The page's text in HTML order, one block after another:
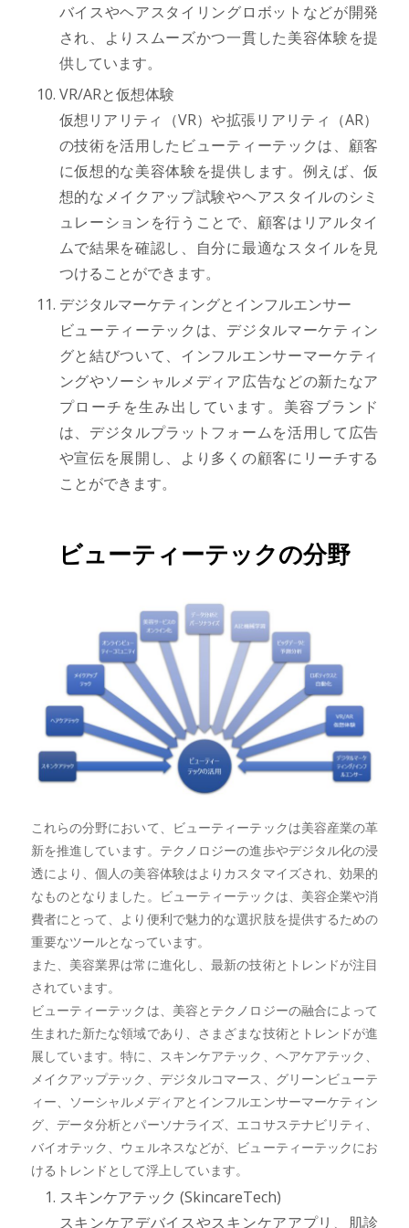
バイスやヘアスタイリングロボットなどが開発
され、よりスムーズかつ一貫した美容体験を提
供しています。
VR/ARと仮想体験
仮想リアリティ（VR）や拡張リアリティ（AR）
の技術を活用したビューティーテックは、顧客
に仮想的な美容体験を提供します。例えば、仮
想的なメイクアップ試験やヘアスタイルのシミ
ュレーションを行うことで、顧客はリアルタイ
ムで結果を確認し、自分に最適なスタイルを見
つけることができます。
デジタルマーケティングとインフルエンサー
ビューティーテックは、デジタルマーケティン
グと結びついて、インフルエンサーマーケティ
ングやソーシャルメディア広告などの新たなア
プローチを生み出しています。美容ブランド
は、デジタルプラットフォームを活用して広告
や宣伝を展開し、より多くの顧客にリーチする
ことができます。
ビューティーテックの分野
これらの分野において、ビューティーテックは美容産業の革
新を推進しています。テクノロジーの進歩やデジタル化の浸
透により、個人の美容体験はよりカスタマイズされ、効果的
なものとなりました。ビューティーテックは、美容企業や消
費者にとって、より便利で魅力的な選択肢を提供するための
重要なツールとなっています。
また、美容業界は常に進化し、最新の技術とトレンドが注目
されています。
ビューティーテックは、美容とテクノロジーの融合によって
生まれた新たな領域であり、さまざまな技術とトレンドが進
展しています。特に、スキンケアテック、ヘアケアテック、
メイクアップテック、デジタルコマース、グリーンビューテ
ィー、ソーシャルメディアとインフルエンサーマーケティン
グ、データ分析とパーソナライズ、エコサステナビリティ、
バイオテック、ウェルネスなどが、ビューティーテックにお
けるトレンドとして浮上しています。
スキンケアテック (SkincareTech)
スキンケアデバイスやスキンケアアプリ、肌診